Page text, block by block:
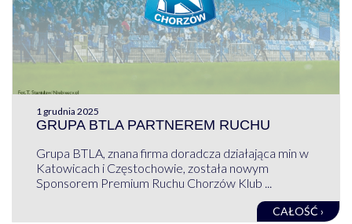
1 grudnia 2025
GRUPA BTLA PARTNEREM RUCHU
Grupa BTLA, znana firma doradcza działająca min w
Katowicach i Częstochowie, została nowym
Sponsorem Premium Ruchu Chorzów Klub ...
CAŁOŚĆ ›